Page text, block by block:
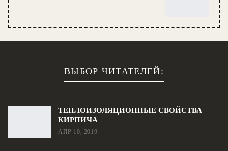
ВЫБОР ЧИТАТЕЛЕЙ:
ТЕПЛОИЗОЛЯЦИОННЫЕ СВОЙСТВА
КИРПИЧА
АПР 10, 2019